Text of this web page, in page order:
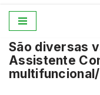
para
o
conteúdo
São diversas
Assistente